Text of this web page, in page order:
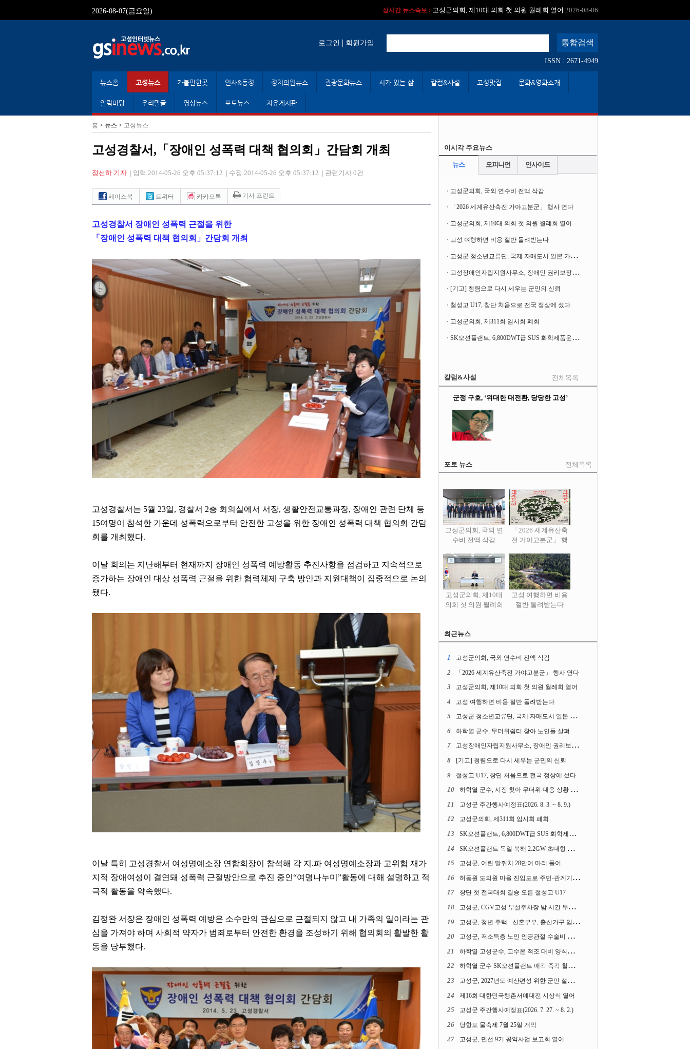
2026-08-07(금요일) 실시간 뉴스속보 : 고성군의회, 제10대 의회 첫 의원 월례회 열어 2026-08-06
로그인 | 회원가입
ISSN : 2671-4949
뉴스홈 고성뉴스 가볼만한곳 인사&동정 정치의원뉴스 관광문화뉴스 시가 있는 삶 칼럼&사설 고성맛집 문화&영화소개
알림마당 우리말글 영상뉴스 포토뉴스 자유게시판
홈 > 뉴스 > 고성뉴스
고성경찰서,「장애인 성폭력 대책 협의회」간담회 개최
정선하 기자 입력 2014-05-26 오후 05:37:12 수정 2014-05-26 오후 05:37:12 관련기사 0건
페이스북 트위터 카카오톡 기사 프린트
고성경찰서 장애인 성폭력 근절을 위한
「 장애인 성폭력 대책 협의회 」 간담회 개최
고성경찰서는 5월 23일, 경찰서 2층 회의실에서 서장, 생활안전교통과장, 장애인 관련 단체 등
15여명이 참석한 가운데 성폭력으로부터 안전한 고성을 위한 장애인 성폭력 대책 협의회 간담
회를 개최했다.
이날 회의는 지난해부터 현재까지 장애인 성폭력 예방활동 추진사항을 점검하고 지속적으로
증가하는 장애인 대상 성폭력 근절을 위한 협력체제 구축 방안과 지원대책이 집중적으로 논의
됐다.
이날 특히 고성경찰서 여성명예소장 연합회장이 참석해 각 지 .파 여성명예소장과 고위험 재가
지적 장애여성이 결연돼 성폭력 근절방안으로 추진 중인“여명나누미 ”활동에 대해 설명하고 적
극적 활동을 약속했다.
김정완 서장은 장애인 성폭력 예방은 소수만의 관심으로 근절되지 않고 내 가족의 일이라는 관
심을 가져야 하며 사회적 약자가 범죄로부터 안전한 환경을 조성하기 위해 협의회의 활발한 활
동을 당부했다.
이시각 주요뉴스
뉴스 오피니언 인사이드
고성군의회, 국외 연수비 전액 삭감
「2026 세계유산축전 가야고분군」 행사 연다
고성군의회, 제10대 의회 첫 의원 월례회 열어
고성 여행하면 비용 절반 돌려받는다
고
성군 청소년교류단, 국제 자매도시 일본 가사오카시 찾아
고
성장애인자립지원사무소, 장애인 권리보장 촉구 1인 시위 벌여
[기고] 청렴으로 다시 세우는 군민의 신뢰
철성고 U17, 창단 처음으로 전국 정상에 섰다
고성군의회, 제311회 임시회 폐회
S
K오션플랜트, 6,800DWT급 SUS 화학제품운반선 2척 수주
칼럼&사설 전체목록
군정 구호, ‘위대한 대전환, 당당한 고성’
포토 뉴스 전체목록
고성군의회, 국외 연
수비 전액 삭감
「2026 세계유산축
전 가야고분군」 행
고성군의회, 제10대
의회 첫 의원 월례회
고성 여행하면 비용
절반 돌려받는다
최근뉴스
1 고성군의회, 국외 연수비 전액 삭감
2 「2026 세계유산축전 가야고분군」 행사 연다
3 고성군의회, 제10대 의회 첫 의원 월례회 열어
4 고성 여행하면 비용 절반 돌려받는다
5 고성군 청소년교류단, 국제 자매도시 일본 가사오카시 찾아
6 하학열 군수, 무더위쉼터 찾아 노인들 살펴
7 고성장애인자립지원사무소, 장애인 권리보장 촉구 1인 시위 벌여
8 [기고] 청렴으로 다시 세우는 군민의 신뢰
9 철성고 U17, 창단 처음으로 전국 정상에 섰다
10 하학열 군수, 시장 찾아 무더위 대응 상황 살펴
11 고성군 주간행사예정표(2026. 8. 3. ~ 8. 9.)
12 고성군의회, 제311회 임시회 폐회
13 SK오션플랜트, 6,800DWT급 SUS 화학제품운반선 2척 수주
14 SK오션플랜트 독일 북해 2.2GW 초대형 해상변전소 하부구조물 수주
15 고성군, 어린 말쥐치 28만여 마리 풀어
16 허동원 도의원 마을 진입도로 주민-관계기관과 함께 간담회 열어
17 창단 첫 전국대회 결승 오른 철성고 U17
18 고성군, CGV고성 부설주차장 밤 시간 무료 개방한다
19 고성군, 청년 주택 · 신혼부부, 출산가구 임차보증금 대출이자 지원사업 시행
20 고성군, 저소득층 노인 인공관절 수술비 지원사업 계속 추진
21 하학열 고성군수, 고수온 적조 대비 양식장 현장점검
22 하학열 군수 SK오션플랜트 매각 즉각 철회 촉구 기자회견 열어
23 고성군, 2027년도 예산편성 위한 군민 설문조사 실시
24 제16회 대한민국행촌서예대전 시상식 열어
25 고성군 주간행사예정표(2026. 7. 27. ~ 8. 2.)
26 당항포 물축제 7월 25일 개막
27 고성군, 민선 9기 공약사업 보고회 열어